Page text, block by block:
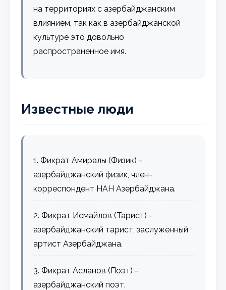
на территориях с азербайджанским
влиянием, так как в азербайджанской
культуре это довольно
распространенное имя.
Известные люди
1. Фикрат Амиралы (Физик) -
азербайджанский физик, член-
корреспондент НАН Азербайджана.
2. Фикрат Исмайлов (Тарист) -
азербайджанский тарист, заслуженный
артист Азербайджана.
3. Фикрат Асланов (Поэт) -
азербайджанский поэт.